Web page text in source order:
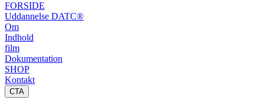
FORSIDE
Uddannelse DATC®
Om
Indhold
film
Dokumentation
SHOP
Kontakt
CTA